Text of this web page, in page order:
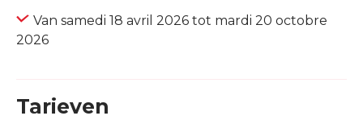
Van samedi 18 avril 2026 tot mardi 20 octobre
2026
Tarieven